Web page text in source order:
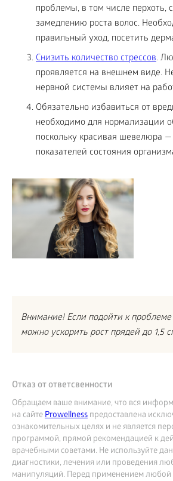
проблемы, в том числе перхоть,
замедлению роста волос.
правильный уход, посетить
Снизить количество стрессов.
проявляется на внешнем виде.
нервной системы влияет на
Обязательно избавиться от
необходимо для нормализации
поскольку красивая шевелюра
показателей состояния
Внимание! Если подойти к проблеме
можно ускорить рост прядей до 1,5
Отказ от ответсвенности
Обращаем ваше внимание, что вся
на сайтеProwellness предоставлена
ознакомительных целях и не является
программой, прямой рекомендацией к
врачебными советами. Не используйте
диагностики, лечения или проведения
манипуляций. Перед применением любой